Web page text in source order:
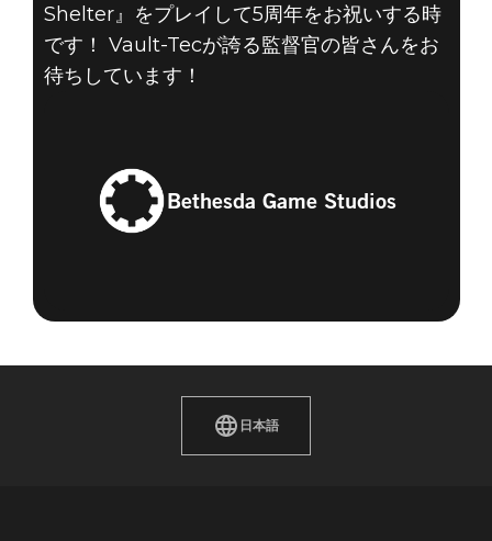
Shelter』をプレイして5周年をお祝いする時
です！ Vault-Tecが誇る監督官の皆さんをお
待ちしています！
Bethesda Game Studios
日本語